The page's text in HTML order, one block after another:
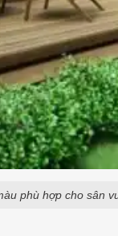
phù hợp cho sân